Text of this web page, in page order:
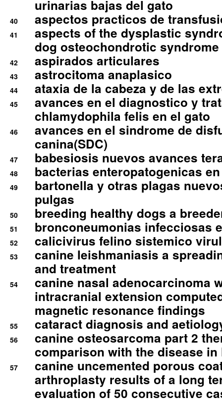
urinarias bajas del gato
40 aspectos practicos de
41
aspects of the dysplastic
dog osteochondrotic syndrome
42 aspirados articulares
43 astrocitoma anaplasico
44 ataxia de la cabeza y de las
45
avances en el diagnostico y
chlamydophila felis en el gato
46
avances en el sindrome de
canina(SDC)
47 babesiosis nuevos avances
48 bacterias enteropatogenicas
49
bartonella y otras plagas
pulgas
50 breeding healthy dogs a
51 bronconeumonias infecciosas
52 calicivirus felino sistemico
53
canine leishmaniasis a
and treatment
54
canine nasal adenocarcinoma
intracranial extension
magnetic resonance findings
55 cataract diagnosis and
56
canine osteosarcoma part 2
comparison with the disease in
57
canine uncemented porous
arthroplasty results of a long
evaluation of 50 consecutive